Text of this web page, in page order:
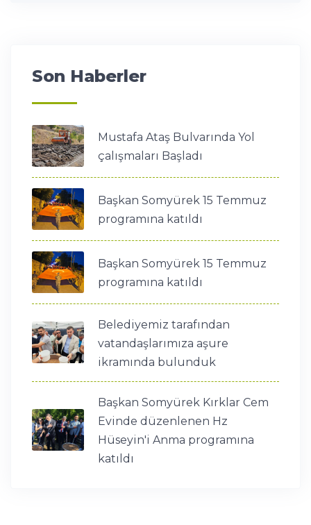
Son Haberler
Mustafa Ataş Bulvarında Yol
çalışmaları Başladı
Başkan Somyürek 15 Temmuz
programına katıldı
Başkan Somyürek 15 Temmuz
programına katıldı
Belediyemiz tarafından
vatandaşlarımıza aşure
ikramında bulunduk
Başkan Somyürek Kırklar Cem
Evinde düzenlenen Hz
Hüseyin'i Anma programına
katıldı